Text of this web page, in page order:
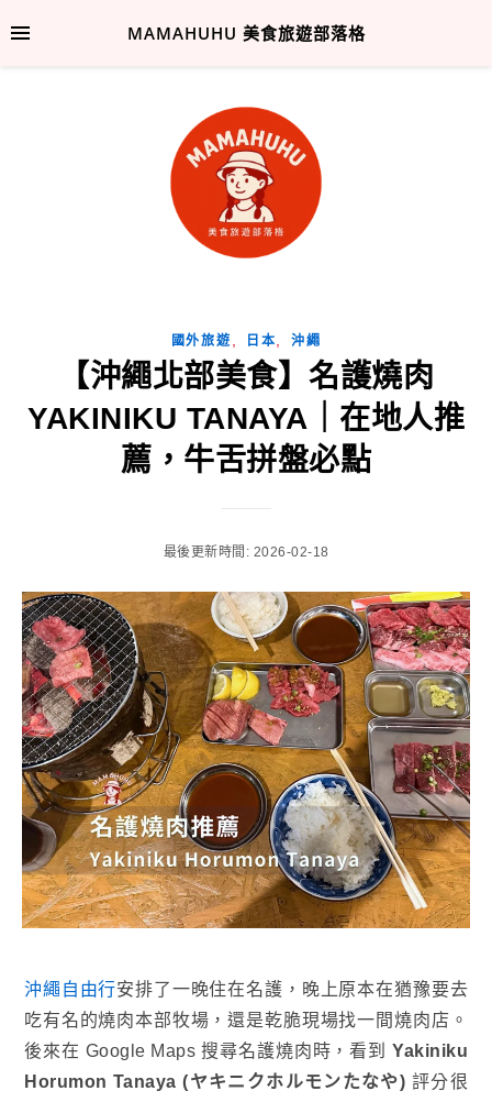
MAMAHUHU 美食旅遊部落格
國外旅遊 日本 沖繩
【沖繩北部美食】名護燒肉
YAKINIKU TANAYA｜在地人推
薦，牛舌拼盤必點
最後更新時間: 2026-02-18
沖繩自由行安排了一晚住在名護，晚上原本在猶豫要去
吃有名的燒肉本部牧場，還是乾脆現場找一間燒肉店。
後來在 Google Maps 搜尋名護燒肉時，看到 Yakiniku
Horumon Tanaya (ヤキニクホルモンたなや) 評分很